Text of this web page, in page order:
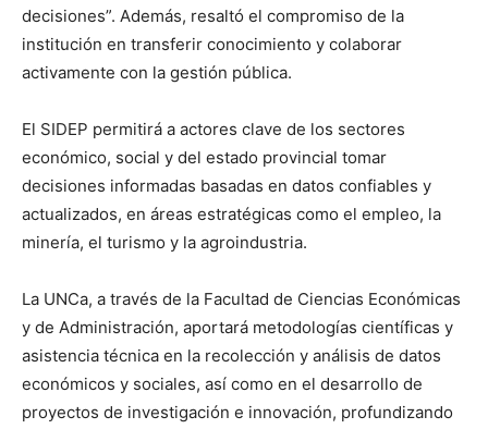
decisiones”. Además, resaltó el compromiso de la
institución en transferir conocimiento y colaborar
activamente con la gestión pública.
El SIDEP permitirá a actores clave de los sectores
económico, social y del estado provincial tomar
decisiones informadas basadas en datos confiables y
actualizados, en áreas estratégicas como el empleo, la
minería, el turismo y la agroindustria.
La UNCa, a través de la Facultad de Ciencias Económicas
y de Administración, aportará metodologías científicas y
asistencia técnica en la recolección y análisis de datos
económicos y sociales, así como en el desarrollo de
proyectos de investigación e innovación, profundizando